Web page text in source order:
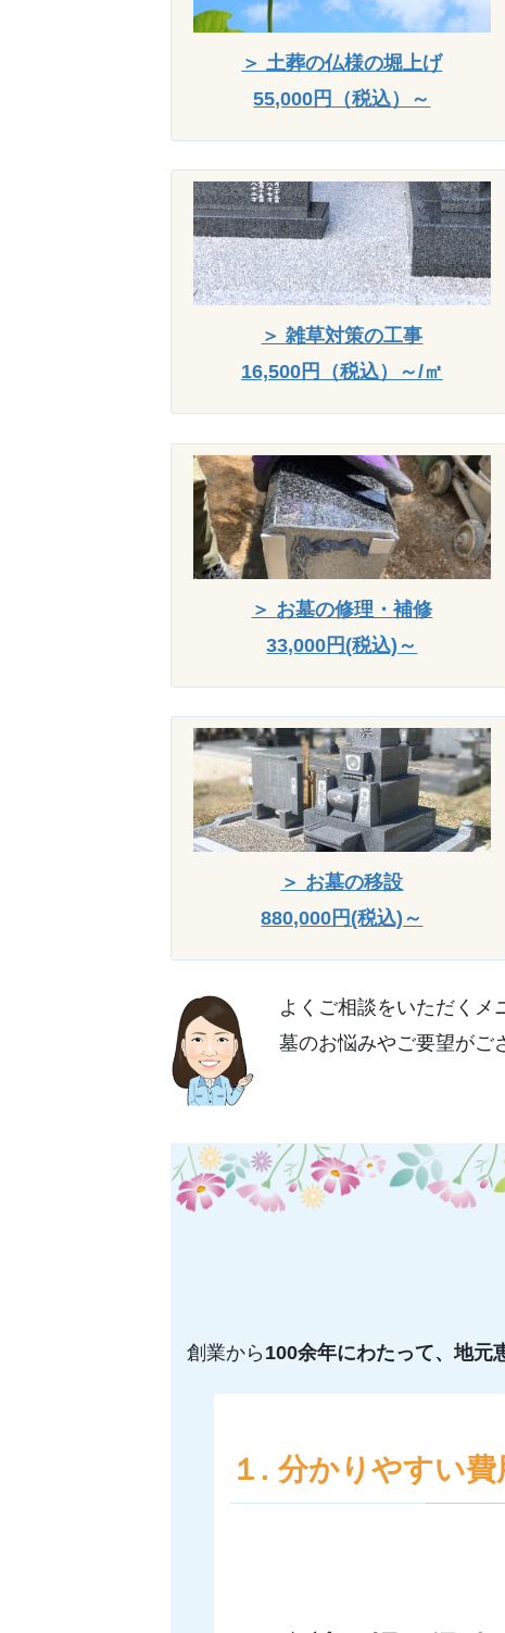
＞ 土葬の仏様の堀上げ
55,000円（税込）～
＞ 雑草対策の工事
16,500円（税込）～/㎡
＞ お墓の修理・補修
33,000円(税込)～
＞ お墓の移設
880,000円(税込)～
よくご相談をいただくメ
墓のお悩みやご要望がご
創業から 100余年にわたって、地元
１. 分かりやすい費